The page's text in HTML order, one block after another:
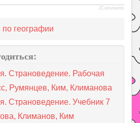
JComments
по географии
Страноведение. Рабочая
Румянцев, Ким, Климанова
Страноведение. Учебник 7
Климанов, Ким